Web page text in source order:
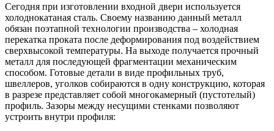
Сегодня при изготовлении входной двери используется
холоднокатаная сталь. Своему названию данный металл
обязан поэтапной технологии производства – холодная
перекатка проката после деформирования под воздействием
сверхвысокой температуры. На выходе получается прочный
металл для последующей фрагментации механическим
способом. Готовые детали в виде профильных труб,
швеллеров, уголков собираются в одну конструкцию, которая
в разрезе представляет собой многокамерный (пустотелый)
профиль. Зазоры между несущими стенками позволяют
устроить внутри профиля: